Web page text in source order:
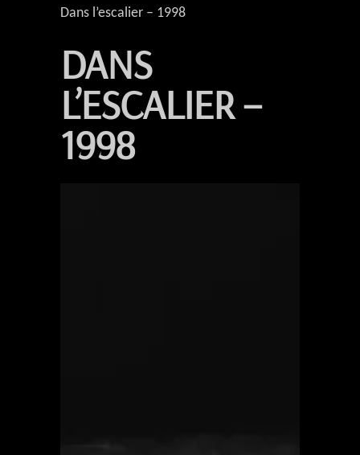
Dans l’escalier – 1998
DANS
L’ESCALIER –
1998